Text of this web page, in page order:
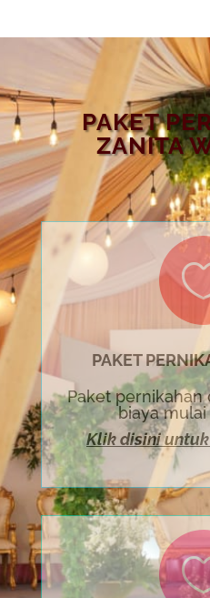
PAKET
ZANITA
PAKET
Paket pernikahan
biaya mulai
Klik disini